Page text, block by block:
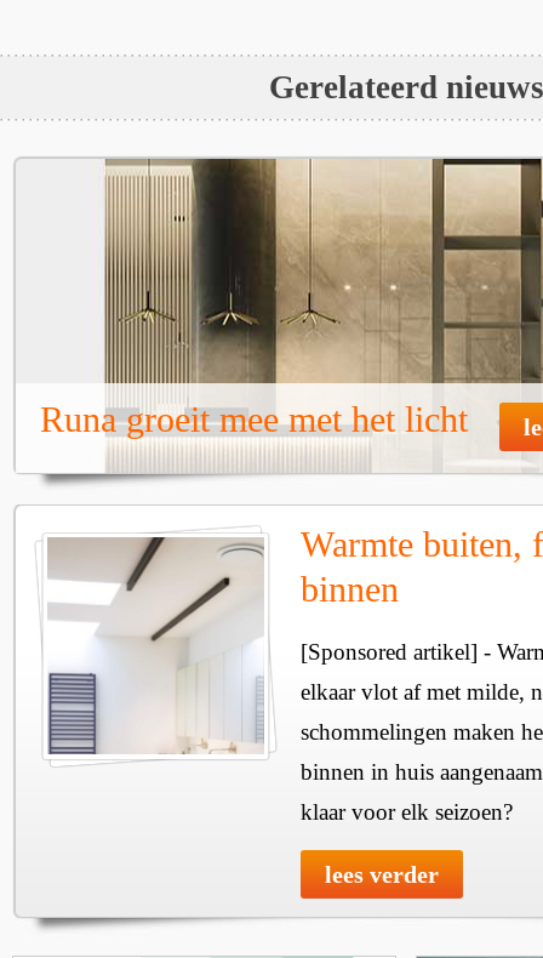
Gerelateerd nieuws
Runa groeit mee met het licht
Warmte buiten,
binnen
[Sponsored artikel] -
elkaar vlot af met milde,
schommelingen maken
binnen in huis
klaar voor elk seizoen?
lees verder